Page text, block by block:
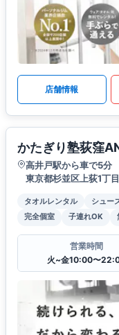
店舗情報
かたぎり塾荻窪
高井戸駅から車で5分
東京都杉並区上荻1丁
タオルレンタル シュー
完全個室
子連れOK
営業時間
火~金10:00〜